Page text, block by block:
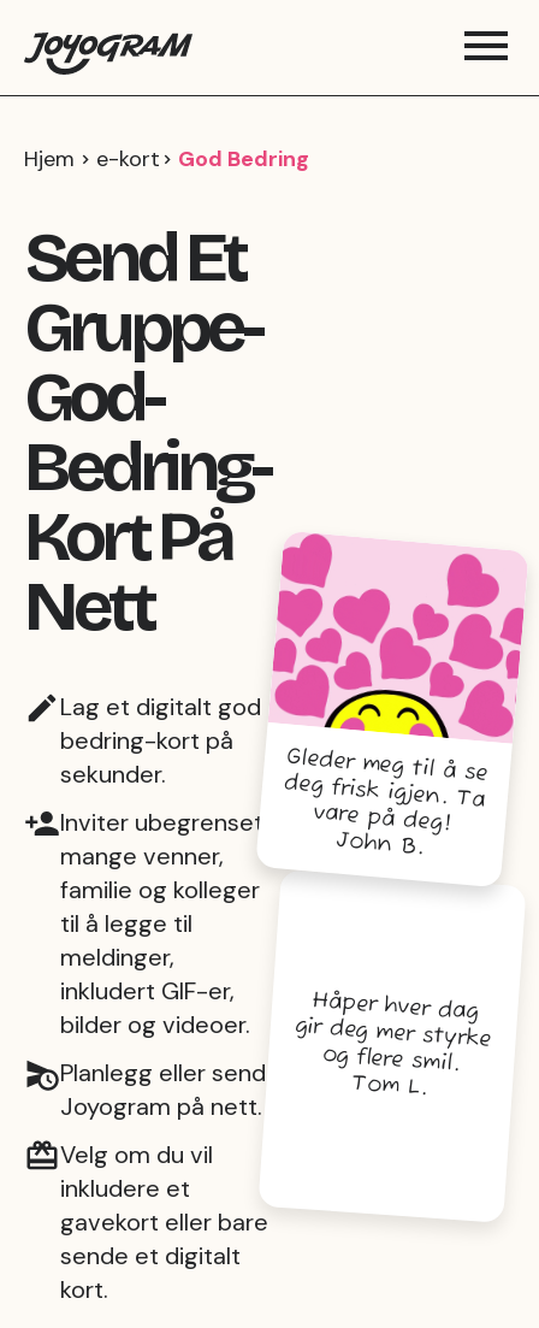
Hjem e-kort God Bedring
Send Et
Gruppe-
God-
Bedring-
Kort På
Nett
Lag et digitalt god
bedring-kort på
sekunder.
Inviter ubegrenset
mange venner,
familie og kolleger
til å legge til
meldinger,
inkludert GIF-er,
bilder og videoer.
Planlegg eller send
Joyogram på nett.
Velg om du vil
inkludere et
gavekort eller bare
sende et digitalt
kort.
Gleder meg til å se
deg frisk igjen. Ta
vare på deg!
John B.
Håper hver dag
gir deg mer styrke
og flere smil.
Tom L.